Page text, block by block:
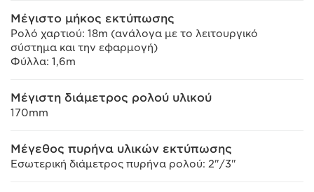
Μέγιστο μήκος εκτύπωσης
Ρολό χαρτιού: 18m (ανάλογα με το λειτουργικό
σύστημα και την εφαρμογή)
Φύλλα: 1,6m
Μέγιστη διάμετρος ρολού υλικού
170mm
Μέγεθος πυρήνα υλικών εκτύπωσης
Εσωτερική διάμετρος πυρήνα ρολού: 2"/3"